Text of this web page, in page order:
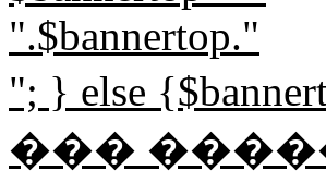
".$bannertop."
"; } else
���